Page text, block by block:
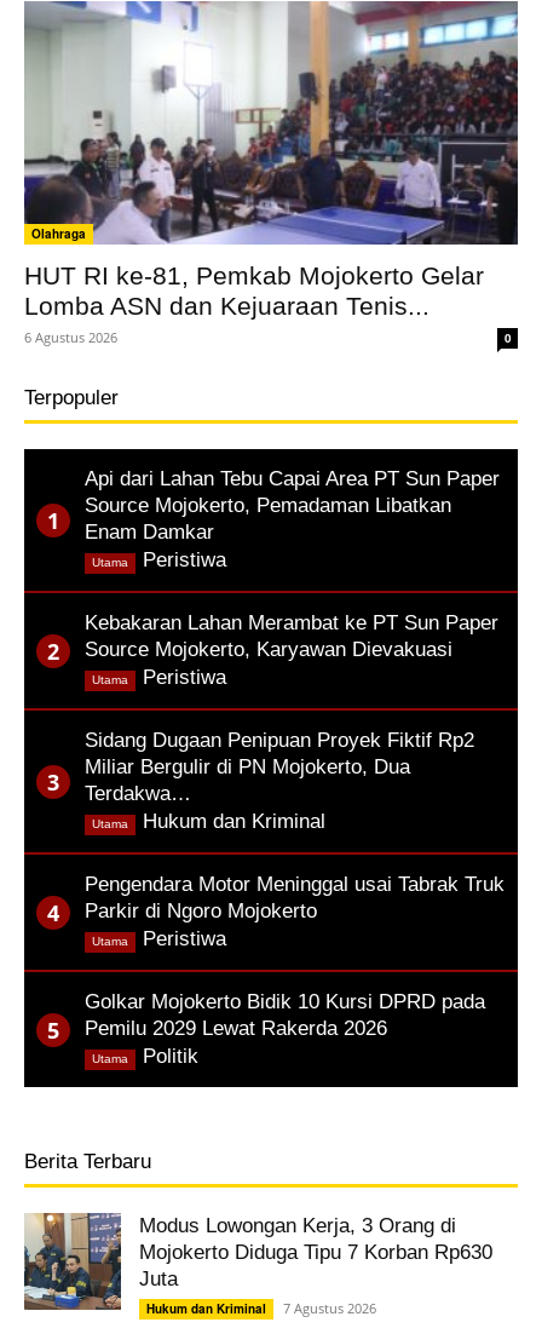
Olahraga
HUT RI ke-81, Pemkab Mojokerto Gelar
Lomba ASN dan Kejuaraan Tenis...
6 Agustus 2026 0
Terpopuler
Api dari Lahan Tebu Capai Area PT Sun Paper
Source Mojokerto, Pemadaman Libatkan
Enam Damkar
Peristiwa,
Utama
Kebakaran Lahan Merambat ke PT Sun Paper
Source Mojokerto, Karyawan Dievakuasi
Peristiwa,
Utama
Sidang Dugaan Penipuan Proyek Fiktif Rp2
Miliar Bergulir di PN Mojokerto, Dua
Terdakwa…
Hukum dan Kriminal
Utama
Pengendara Motor Meninggal usai Tabrak Truk
Parkir di Ngoro Mojokerto
Peristiwa,
Utama
Golkar Mojokerto Bidik 10 Kursi DPRD pada
Pemilu 2029 Lewat Rakerda 2026
Politik
Utama
Berita Terbaru
Modus Lowongan Kerja, 3 Orang di
Mojokerto Diduga Tipu 7 Korban Rp630
Juta
Hukum dan Kriminal 7 Agustus 2026